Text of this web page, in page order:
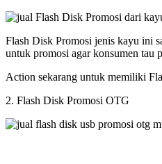
Flash Disk Promosi jenis kayu ini
untuk promosi agar konsumen tau
Action sekarang untuk memiliki
2. Flash Disk Promosi OTG